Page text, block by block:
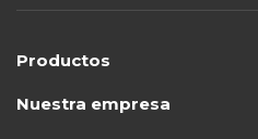
Productos
Nuestra empresa